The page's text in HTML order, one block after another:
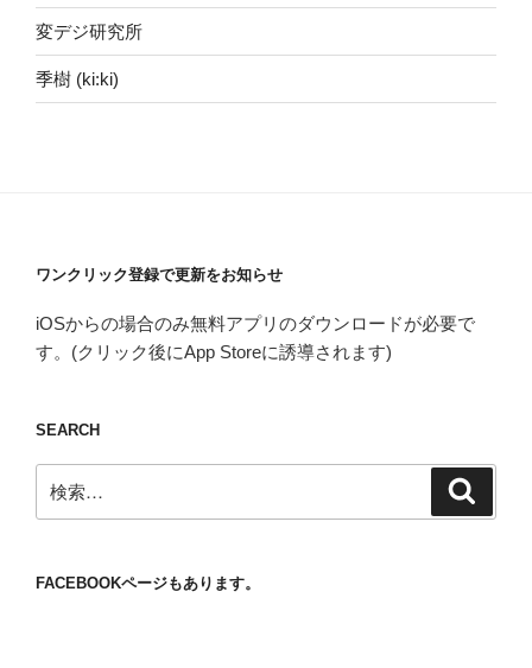
変デジ研究所
季樹 (ki:ki)
ワンクリック登録で更新をお知らせ
iOSからの場合のみ無料アプリのダウンロードが必要で
す。(クリック後にApp Storeに誘導されます)
SEARCH
索:
FACEBOOKページもあります。